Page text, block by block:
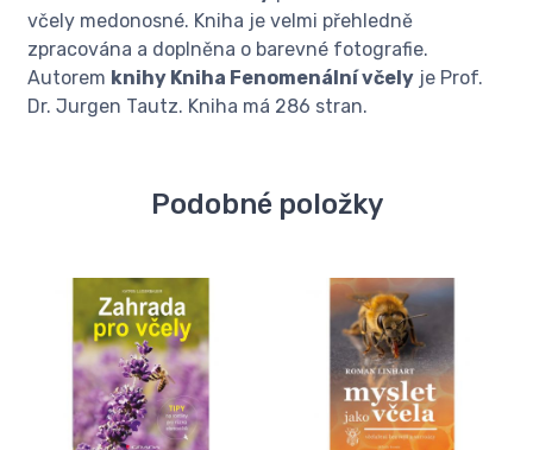
včely medonosné. Kniha je velmi přehledně
zpracována a doplněna o barevné fotografie.
Autorem knihy Kniha Fenomenální včely je Prof.
Dr. Jurgen Tautz. Kniha má 286 stran.
Podobné položky